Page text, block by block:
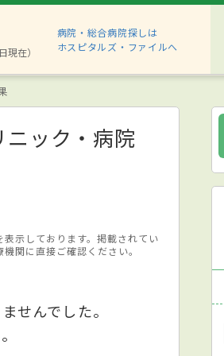
在）
病院・総合病院探しは
ホスピタルズ・ファイルへ
ニック・病院
示しております。掲載されてい
関に直接ご確認ください。
せんでした。